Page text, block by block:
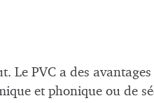
Le PVC a des
et phonique ou de